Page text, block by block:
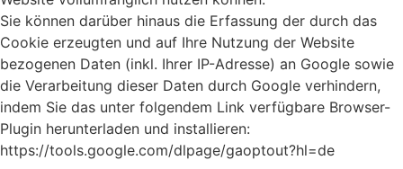
Sie können darüber hinaus die Erfassung der durch das
Cookie erzeugten und auf Ihre Nutzung der Website
bezogenen Daten (inkl. Ihrer IP-Adresse) an Google sowie
die Verarbeitung dieser Daten durch Google verhindern,
indem Sie das unter folgendem Link verfügbare Browser-
Plugin herunterladen und installieren:
https://tools.google.com/dlpage/gaoptout?hl=de